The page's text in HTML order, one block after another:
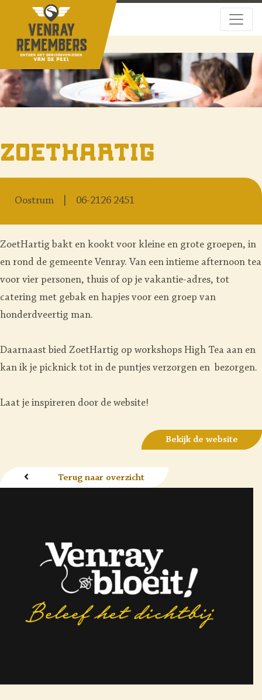
ZoetHartig
Oostrum 06-2126 2451
ZoetHartig bakt en kookt voor kleine en grote groepen, in
en rond de gemeente Venray. Van een intieme afternoon tea
voor vier personen, thuis of op je vakantie-adres, tot
catering met gebak en hapjes voor een groep van
honderdveertig man.
Daarnaast bied ZoetHartig op workshops High Tea aan en
kan ik je picknick tot in de puntjes verzorgen en bezorgen.
Laat je inspireren door de website!
Bekijk de website
Terug naar overzicht